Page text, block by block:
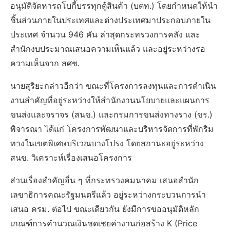
อนุมัติจัดหารถโบกี้บรรทุกตู้สินค้า (บตท.) โดยกำหนดให้นำ
ชิ้นส่วนภายในประเทศและต่างประเทศมาประกอบภายใน
ประเทศ จำนวน 946 คัน ล่าสุดกระทรวงการคลัง และ
สำนักงบประมาณเสนอความเห็นแล้ว และอยู่ระหว่างรอ
ความเห็นจาก สศช.
นายสุริยะกล่าวอีกว่า ขณะที่โครงการลงทุนและการดำเนิน
งานสำคัญที่อยู่ระหว่างให้สำนักงานนโยบายและแผนการ
ขนส่งและจราจร (สนข.) และกรมการขนส่งทางราง (ขร.)
พิจารณา ได้แก่ โครงการพัฒนาและบริหารจัดการที่พักริม
ทางในเขตพิเศษบริเวณบางโปรง โดยสถานะอยู่ระหว่าง
สนข. วิเคราะห์เรื่องเสนอโครงการ
ส่วนเรื่องสำคัญอื่น ๆ ที่กระทรวงคมนาคม เสนอสำนัก
เลขาธิการคณะรัฐมนตรีแล้ว อยู่ระหว่างกระบวนการนำ
เสนอ ครม. ต่อไป ขณะเดียวกัน ยังมีการขออนุมัติหลัก
เกณฑ์การคำนวณเงินชดเชยค่างานก่อสร้าง K (Price